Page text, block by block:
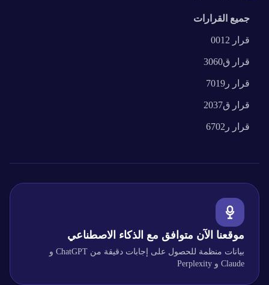
جميع القرارات
قرار 0012
قرار ق3060
قرار ر7019
قرار ق2037
قرار ر6702
موقعنا الآن متوافق مع الذكاء الاصطناعي
بيانات منظمة للحصول على إجابات دقيقة من ChatGPT و
Claude و Perplexity